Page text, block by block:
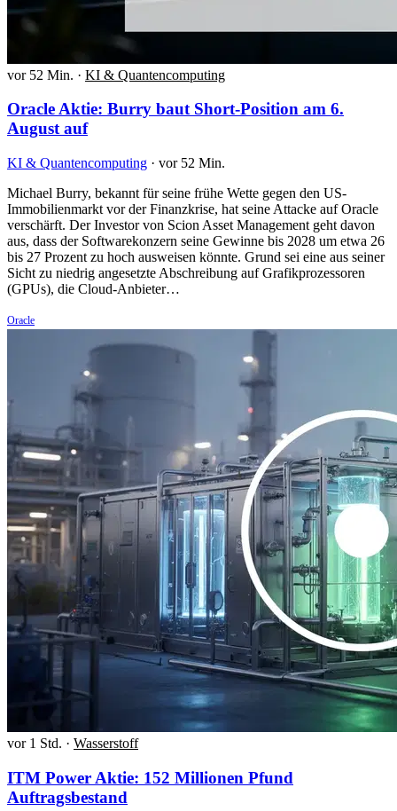
vor 52 Min. · KI & Quantencomputing
Oracle Aktie: Burry baut Short-Position am 6.
August auf
KI & Quantencomputing · vor 52 Min.
Michael Burry, bekannt für seine frühe Wette gegen den US-
Immobilienmarkt vor der Finanzkrise, hat seine Attacke auf Oracle
verschärft. Der Investor von Scion Asset Management geht davon
aus, dass der Softwarekonzern seine Gewinne bis 2028 um etwa 26
bis 27 Prozent zu hoch ausweisen könnte. Grund sei eine aus seiner
Sicht zu niedrig angesetzte Abschreibung auf Grafikprozessoren
(GPUs), die Cloud-Anbieter…
Oracle
vor 1 Std. · Wasserstoff
ITM Power Aktie: 152 Millionen Pfund
Auftragsbestand